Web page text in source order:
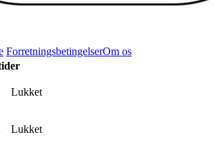
ForretningsbetingelserOm os
Lukket
Lukket